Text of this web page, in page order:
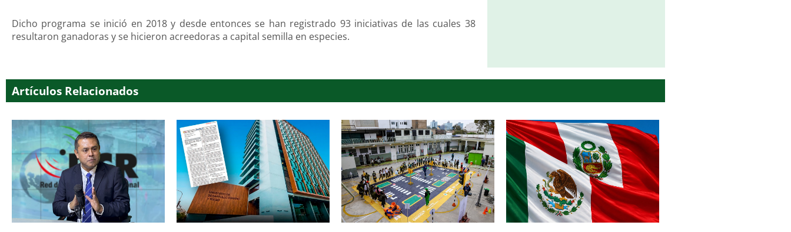
Dicho programa se inició en 2018 y desde entonces se han registrado 93 iniciativas de las cuales 38
resultaron ganadoras y se hicieron acreedoras a capital semilla en especies.
Artículos Relacionados